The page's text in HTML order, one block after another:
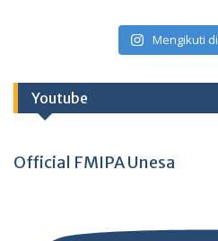
Mengikuti
Youtube
Official FMIPA Unesa